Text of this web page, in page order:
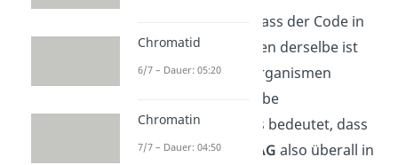
Das Praktische ist, dass der Code in
(fast) allen Lebewesen derselbe ist
(=universell). Alle Organismen
sprechen also dieselbe
Geheimsprache. Das bedeutet, dass
die Basenabfolge
GAG also überall in
Chromatid
6/7 – Dauer: 05:20
Chromatin
7/7 – Dauer: 04:50